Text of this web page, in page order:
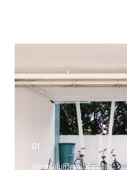
01
ปลอดภัยในชีวิตและทรัพย์สิน